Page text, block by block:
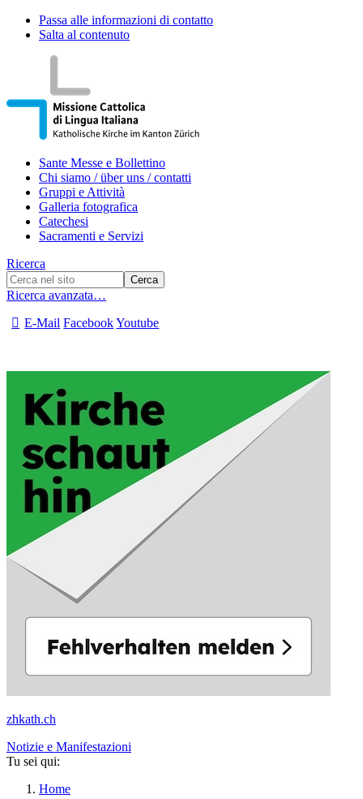
Passa alle informazioni di contatto
Salta al contenuto
Sante Messe e Bollettino
Chi siamo / über uns / contatti
Gruppi e Attività
Galleria fotografica
Catechesi
Sacramenti e Servizi
Ricerca
Ricerca avanzata…
E-Mail FacebookYoutube
zhkath.ch
Notizie e Manifestazioni
Tu sei qui:
Home